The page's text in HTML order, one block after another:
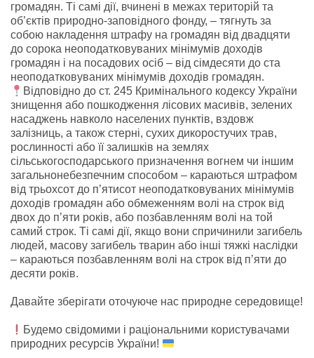
громадян. Ті самі дії, вчинені в межах територій та
об’єктів природно-заповідного фонду, – тягнуть за
собою накладення штрафу на громадян від двадцяти
до сорока неоподатковуваних мінімумів доходів
громадян і на посадових осіб – від сімдесяти до ста
неоподатковуваних мінімумів доходів громадян.
Відповідно до ст. 245 Кримінального кодексу України
знищення або пошкодження лісових масивів, зелених
насаджень навколо населених пунктів, вздовж
залізниць, а також стерні, сухих дикоростучих трав,
рослинності або її залишків на землях
сільськогосподарського призначення вогнем чи іншим
загальнонебезпечним способом – караються штрафом
від трьохсот до п’ятисот неоподатковуваних мінімумів
доходів громадян або обмеженням волі на строк від
двох до п’яти років, або позбавленням волі на той
самий строк. Ті самі дії, якщо вони спричинили загибель
людей, масову загибель тварин або інші тяжкі наслідки
– караються позбавленням волі на строк від п’яти до
десяти років.
Давайте зберігати оточуюче нас природне середовище!
Будемо свідомими і раціональними користувачами
природних ресурсів України!